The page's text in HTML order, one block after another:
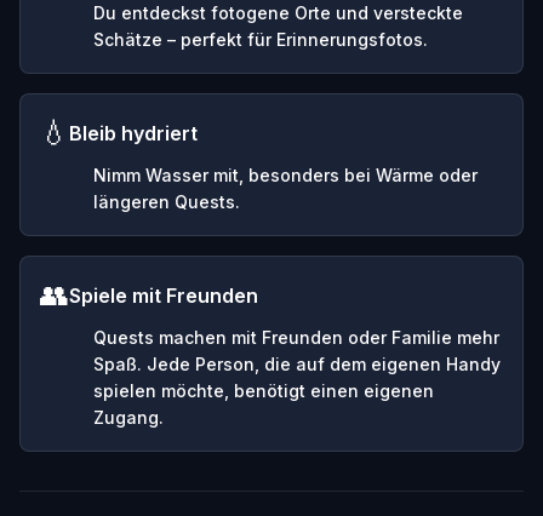
Du entdeckst fotogene Orte und versteckte
Schätze – perfekt für Erinnerungsfotos.
💧 Bleib hydriert
Nimm Wasser mit, besonders bei Wärme oder
längeren Quests.
👥Spiele mit Freunden
Quests machen mit Freunden oder Familie mehr
Spaß. Jede Person, die auf dem eigenen Handy
spielen möchte, benötigt einen eigenen
Zugang.